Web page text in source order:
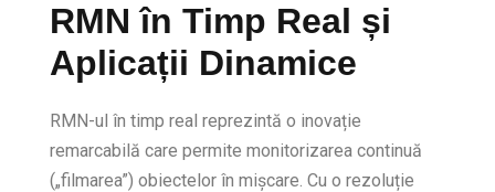
RMN în Timp Real și
Aplicații Dinamice
RMN-ul în timp real reprezintă o inovație
remarcabilă care permite monitorizarea continuă
(„filmarea”) obiectelor în mișcare. Cu o rezoluție